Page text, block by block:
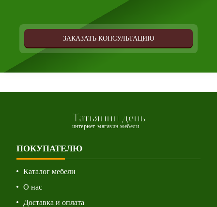
ЗАКАЗАТЬ КОНСУЛЬТАЦИЮ
Татьянин день
интернет-магазин мебели
ПОКУПАТЕЛЮ
Каталог мебели
О нас
Доставка и оплата